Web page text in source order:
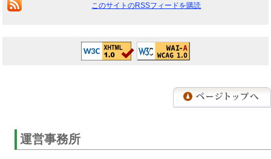
このサイトのRSSフィードを購読
運営事務所